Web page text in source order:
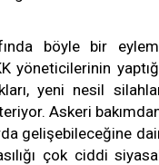
böyle bir
yöneticilerinin
yeni nesil
Askeri
gelişebileceğine
çok ciddi